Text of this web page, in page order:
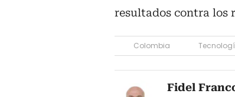
resultados contra los
Colombia
Fidel